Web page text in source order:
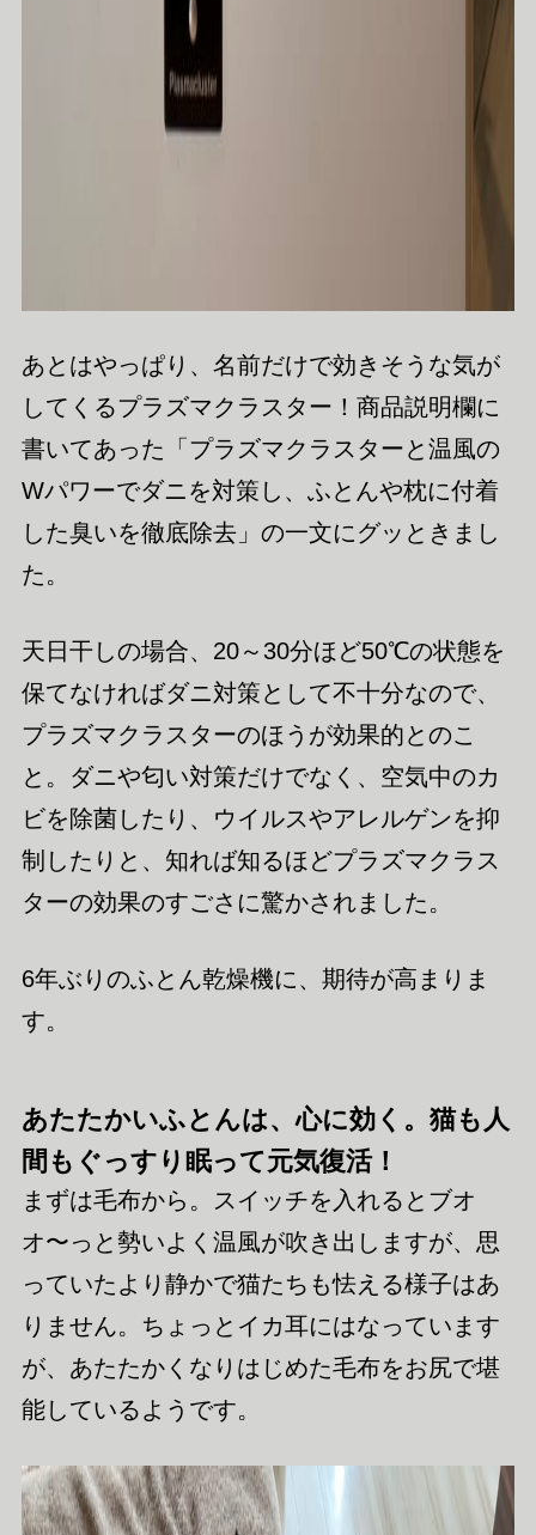
あとはやっぱり、名前だけで効きそうな気が
してくるプラズマクラスター！商品説明欄に
書いてあった「プラズマクラスターと温風の
Wパワーでダニを対策し、ふとんや枕に付着
した臭いを徹底除去」の一文にグッときまし
た。
天日干しの場合、20～30分ほど50℃の状態を
保てなければダニ対策として不十分なので、
プラズマクラスターのほうが効果的とのこ
と。ダニや匂い対策だけでなく、空気中のカ
ビを除菌したり、ウイルスやアレルゲンを抑
制したりと、知れば知るほどプラズマクラス
ターの効果のすごさに驚かされました。
6年ぶりのふとん乾燥機に、期待が高まりま
す。
あたたかいふとんは、心に効く。猫も人
間もぐっすり眠って元気復活！
まずは毛布から。スイッチを入れるとブオ
オ〜っと勢いよく温風が吹き出しますが、思
っていたより静かで猫たちも怯える様子はあ
りません。ちょっとイカ耳にはなっています
が、あたたかくなりはじめた毛布をお尻で堪
能しているようです。